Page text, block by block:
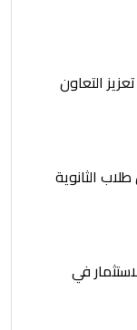
التعاون
الثانوية
في